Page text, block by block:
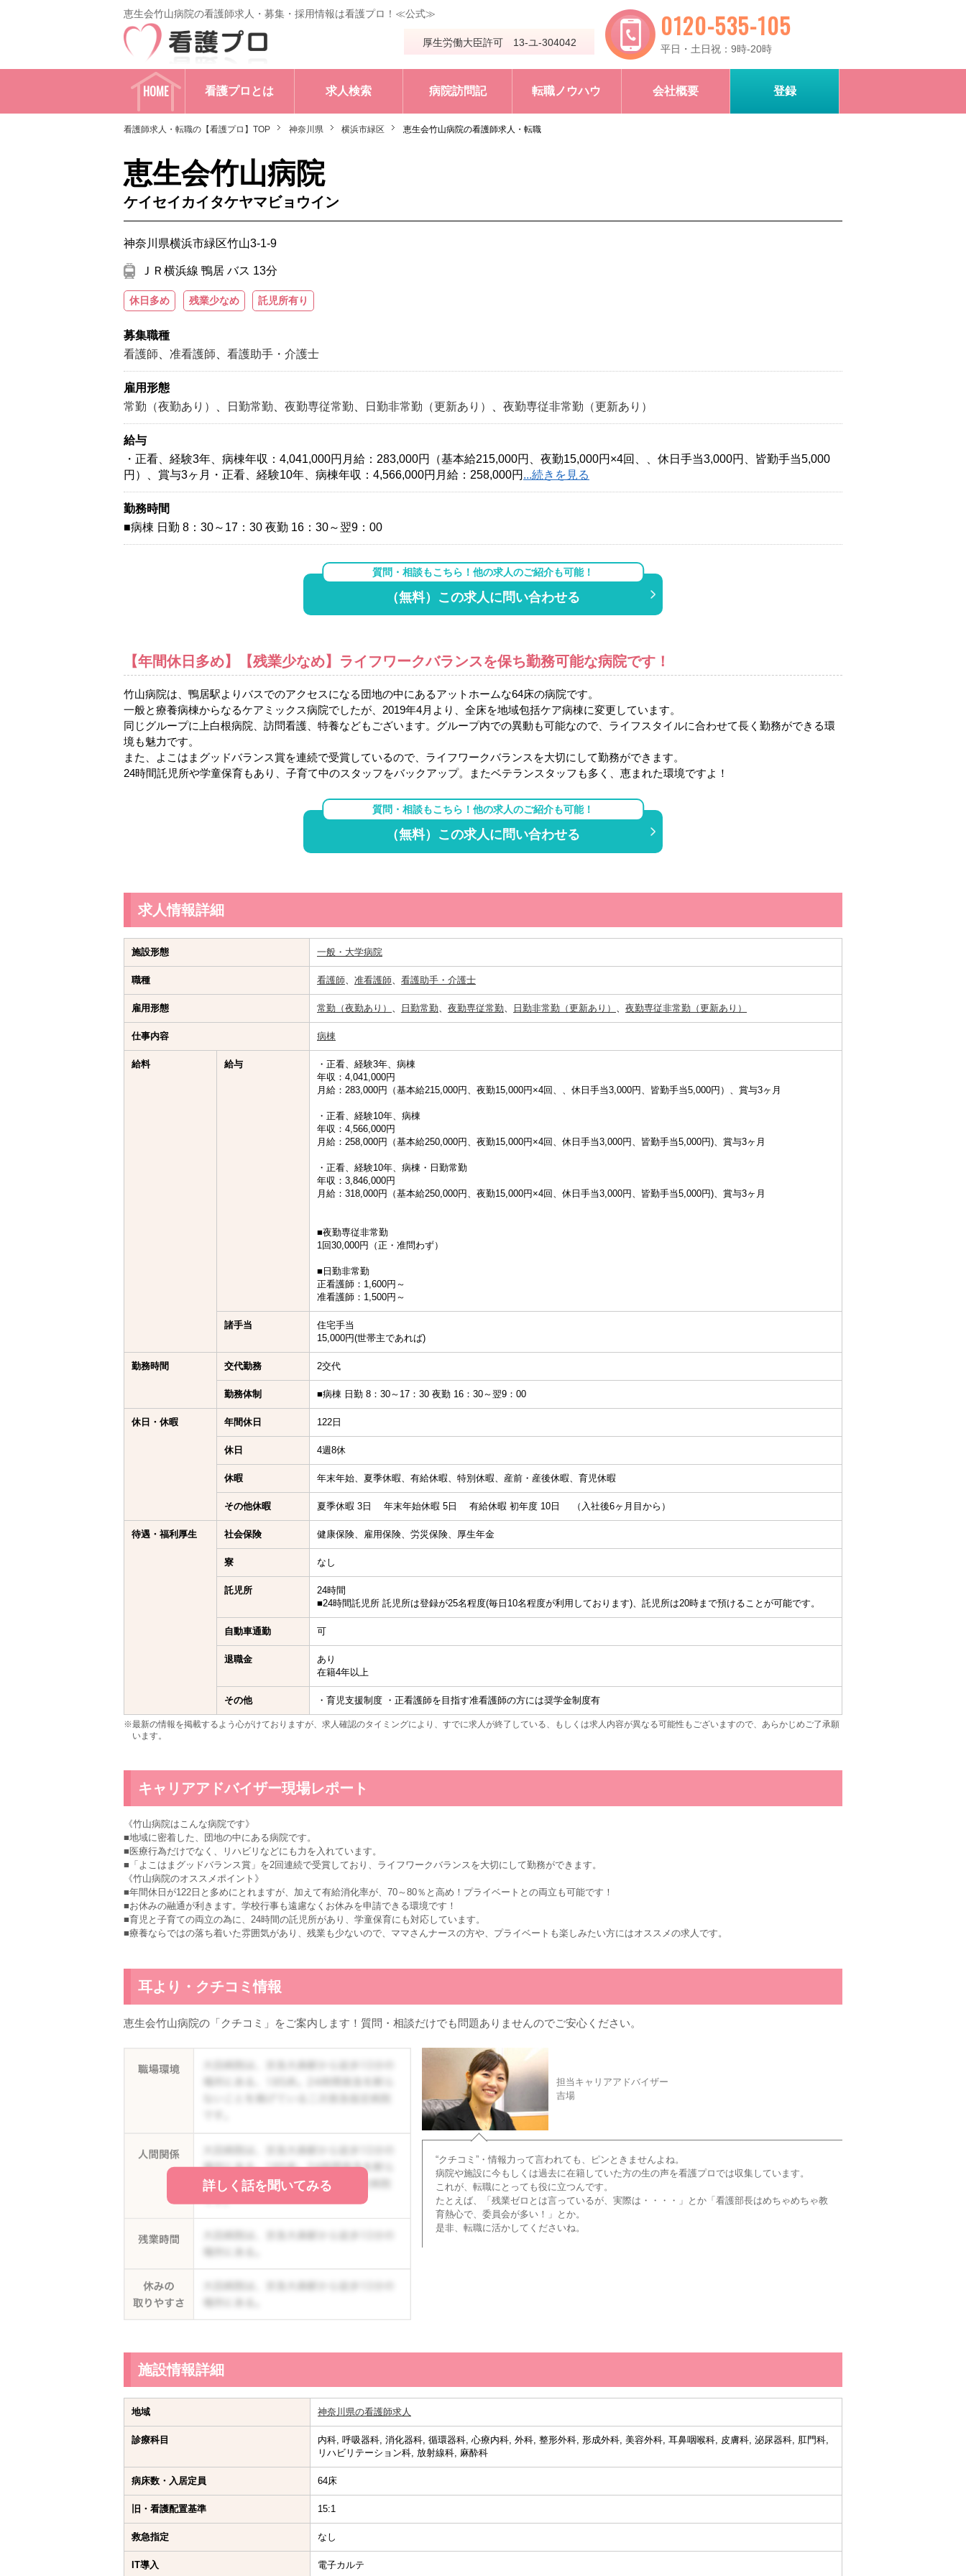
恵生会竹山病院の看護師求人・募集・採用情報は看護プロ！≪公式≫
厚生労働大臣許可 13-ユ-304042
0120-535-105
平日・土日祝：9時-20時
HOME 看護プロとは 求人検索 病院訪問記 転職ノウハウ 会社概要 登録
看護師求人・転職の【看護プロ】TOP 神奈川県 横浜市緑区 恵生会竹山病院の看護師求人・転職
恵生会竹山病院
ケイセイカイタケヤマビョウイン
神奈川県横浜市緑区竹山3-1-9
ＪＲ横浜線 鴨居 バス 13分
休日多め 残業少なめ 託児所有り
募集職種
看護師
准看護師 看護助手・介護士
雇用形態
常勤（夜勤あり）
日勤常勤 夜勤専従常勤 日勤非常勤（更新あり） 夜勤専従非常勤（更新あり）
給与
・正看、経験3年、病棟年収：4,041,000円月給：283,000円（基本給215,000円、夜勤15,000円×4回、、休日手当3,000円、皆勤手当5,000
円）、賞与3ヶ月・正看、経験10年、病棟年収：4,566,000円月給：258,000円 ...続きを見る
勤務時間
■病棟 日勤 8：30～17：30 夜勤 16：30～翌9：00
質問・相談もこちら！他の求人のご紹介も可能！
（無料）この求人に問い合わせる
【年間休日多め】【残業少なめ】ライフワークバランスを保ち勤務可能な病院です！
竹山病院は、鴨居駅よりバスでのアクセスになる団地の中にあるアットホームな64床の病院です。
一般と療養病棟からなるケアミックス病院でしたが、2019年4月より、全床を地域包括ケア病棟に変更しています。
同じグループに上白根病院、訪問看護、特養などもございます。グループ内での異動も可能なので、ライフスタイルに合わせて長く勤務ができる環
境も魅力です。
また、よこはまグッドバランス賞を連続で受賞しているので、ライフワークバランスを大切にして勤務ができます。
24時間託児所や学童保育もあり、子育て中のスタッフをバックアップ。またベテランスタッフも多く、恵まれた環境ですよ！
質問・相談もこちら！他の求人のご紹介も可能！
（無料）この求人に問い合わせる
求人情報詳細
施設形態 一般・大学病院
職種 看護師、 准看護師、 看護助手・介護士
雇用形態 常勤（夜勤あり） 、 日勤常勤、 夜勤専従常勤、 日勤非常勤（更新あり） 、 夜勤専従非常勤（更新あり）
仕事内容 病棟
給料 給与
・正看、経験3年、病棟
年収：4,041,000円
月給：283,000円（基本給215,000円、夜勤15,000円×4回、、休日手当3,000円、皆勤手当5,000円）、賞与3ヶ月
・正看、経験10年、病棟
年収：4,566,000円
月給：258,000円（基本給250,000円、夜勤15,000円×4回、休日手当3,000円、皆勤手当5,000円)、賞与3ヶ月
・正看、経験10年、病棟・日勤常勤
年収：3,846,000円
月給：318,000円（基本給250,000円、夜勤15,000円×4回、休日手当3,000円、皆勤手当5,000円)、賞与3ヶ月
■夜勤専従非常勤
1回30,000円（正・准問わず）
■日勤非常勤
正看護師：1,600円～
准看護師：1,500円～
諸手当
住宅手当
15,000円(世帯主であれば)
勤務時間 交代勤務 2交代
勤務体制 ■病棟 日勤 8：30～17：30 夜勤 16：30～翌9：00
休日・休暇 年間休日 122日
休日 4週8休
休暇 年末年始、夏季休暇、有給休暇、特別休暇、産前・産後休暇、育児休暇
その他休暇 夏季休暇 3日 年末年始休暇 5日 有給休暇 初年度 10日 （入社後6ヶ月目から）
待遇・福利厚生 社会保険 健康保険、雇用保険、労災保険、厚生年金
寮 なし
託児所
24時間
■24時間託児所 託児所は登録が25名程度(毎日10名程度が利用しております)、託児所は20時まで預けることが可能です。
自動車通勤 可
退職金
あり
在籍4年以上
その他 ・育児支援制度 ・正看護師を目指す准看護師の方には奨学金制度有
※最新の情報を掲載するよう心がけておりますが、求人確認のタイミングにより、すでに求人が終了している、もしくは求人内容が異なる可能性もございますので、あらかじめご了承願
います。
キャリアアドバイザー現場レポート
《竹山病院はこんな病院です》
■地域に密着した、団地の中にある病院です。
■医療行為だけでなく、リハビリなどにも力を入れています。
■「よこはまグッドバランス賞」を2回連続で受賞しており、ライフワークバランスを大切にして勤務ができます。
《竹山病院のオススメポイント》
■年間休日が122日と多めにとれますが、加えて有給消化率が、70～80％と高め！プライベートとの両立も可能です！
■お休みの融通が利きます。学校行事も遠慮なくお休みを申請できる環境です！
■育児と子育ての両立の為に、24時間の託児所があり、学童保育にも対応しています。
■療養ならではの落ち着いた雰囲気があり、残業も少ないので、ママさんナースの方や、プライベートも楽しみたい方にはオススメの求人です。
耳より・クチコミ情報
恵生会竹山病院の「クチコミ」をご案内します！質問・相談だけでも問題ありませんのでご安心ください。
詳しく話を聞いてみる
担当キャリアアドバイザー
吉場
“クチコミ”・情報力って言われても、ピンときませんよね。
病院や施設に今もしくは過去に在籍していた方の生の声を看護プロでは収集しています。
これが、転職にとっても役に立つんです。
たとえば、「残業ゼロとは言っているが、実際は・・・・」とか「看護部長はめちゃめちゃ教
育熱心で、委員会が多い！」とか。
是非、転職に活かしてくださいね。
施設情報詳細
地域 神奈川県の看護師求人
診療科目
内科, 呼吸器科, 消化器科, 循環器科, 心療内科, 外科, 整形外科, 形成外科, 美容外科, 耳鼻咽喉科, 皮膚科, 泌尿器科, 肛門科,
リハビリテーション科, 放射線科, 麻酔科
病床数・入居定員 64床
旧・看護配置基準 15:1
救急指定 なし
IT導入 電子カルテ